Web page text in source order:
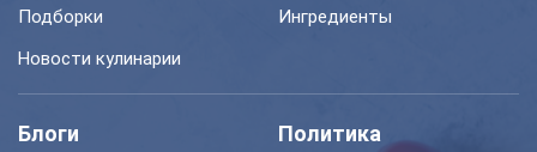
Подборки
Ингредиенты
Новости кулинарии
Блоги Политика